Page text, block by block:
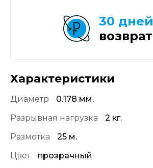
Характеристики
Диаметр
0.178 мм.
Разрывная нагрузка
2 кг.
Размотка
25 м.
Цвет
прозрачный
30 дней
возврат